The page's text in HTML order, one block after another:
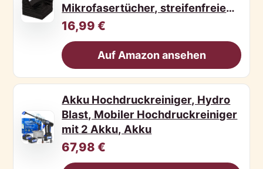
Mikrofasertücher, streifenfreie
Rein
16,99 €
Auf Amazon ansehen
Akku Hochdruckreiniger, Hydro
Blast, Mobiler Hochdruckreiniger
mit 2 Akku, Akku
67,98 €